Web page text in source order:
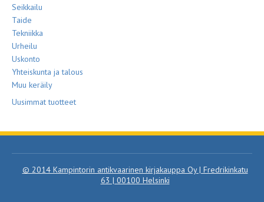
Seikkailu
Taide
Tekniikka
Urheilu
Uskonto
Yhteiskunta ja talous
Muu keräily
Uusimmat tuotteet
© 2014 Kampintorin antikvaarinen kirjakauppa Oy | Fredrikinkatu
63 | 00100 Helsinki